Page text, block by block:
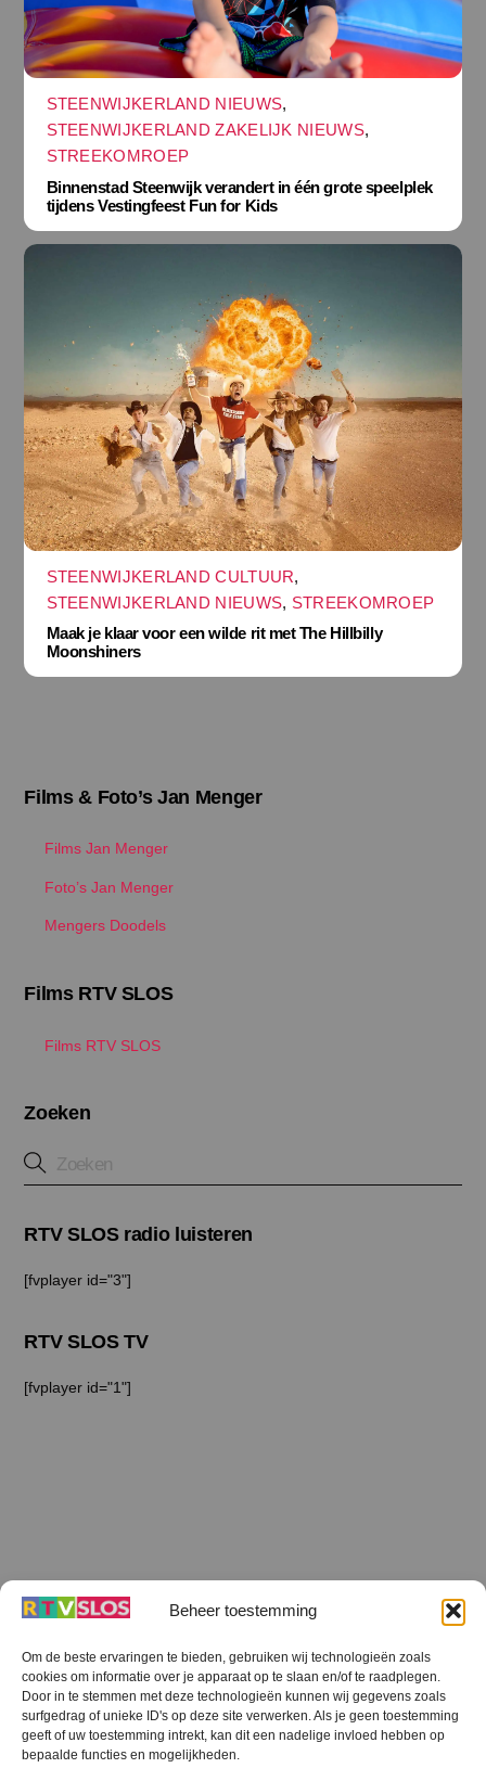
Beheer toestemming
Om de beste ervaringen te bieden, gebruiken wij technologieën zoals
cookies om informatie over je apparaat op te slaan en/of te raadplegen.
Door in te stemmen met deze technologieën kunnen wij gegevens zoals
surfgedrag of unieke ID's op deze site verwerken. Als je geen toestemming
geeft of uw toestemming intrekt, kan dit een nadelige invloed hebben op
bepaalde functies en mogelijkheden.
STEENWIJKERLAND NIEUWS,
STEENWIJKERLAND ZAKELIJK NIEUWS,
STREEKOMROEP
Binnenstad Steenwijk verandert in één grote speelplek
tijdens Vestingfeest Fun for Kids
STEENWIJKERLAND CULTUUR,
STEENWIJKERLAND NIEUWS, STREEKOMROEP
Maak je klaar voor een wilde rit met The Hillbilly
Moonshiners
Films & Foto’s Jan Menger
Films Jan Menger
Foto’s Jan Menger
Mengers Doodels
Films RTV SLOS
Films RTV SLOS
Zoeken
RTV SLOS radio luisteren
[fvplayer id="3"]
RTV SLOS TV
[fvplayer id="1"]
Terug
naar
boven
RTV SLOS